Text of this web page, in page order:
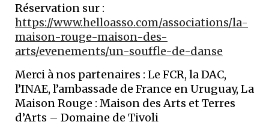
Réservation sur :
https://www.helloasso.com/associations/la-
maison-rouge-maison-des-
arts/evenements/un-souffle-de-danse
Merci à nos partenaires : Le FCR, la DAC,
l’INAE, l’ambassade de France en Uruguay, La
Maison Rouge : Maison des Arts et Terres
d’Arts – Domaine de Tivoli